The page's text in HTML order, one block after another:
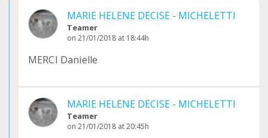
MARIE HELENE DECISE - MICHELETTI
Teamer
on 21/01/2018 at 18:44h
MERCI Danielle
MARIE HELENE DECISE - MICHELETTI
Teamer
on 21/01/2018 at 20:45h